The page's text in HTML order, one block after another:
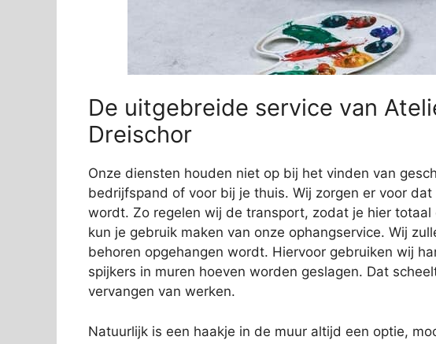
De uitgebreide service van
Dreischor
Onze diensten houden niet op bij het vinden van
bedrijfspand of voor bij je thuis. Wij zorgen er voor
wordt. Zo regelen wij de transport, zodat je hier
kun je gebruik maken van onze ophangservice. Wij
behoren opgehangen wordt. Hiervoor gebruiken wij
spijkers in muren hoeven worden geslagen. Dat
vervangen van werken.
Natuurlijk is een haakje in de muur altijd een optie,